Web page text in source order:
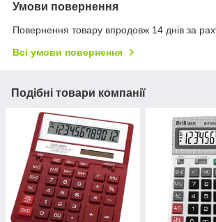
Умови повернення
Повернення товару впродовж 14 днів за
Всі умови повернення
Подібні товари компанії